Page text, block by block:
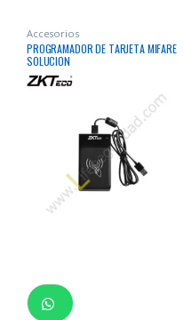
Accesorios
PROGRAMADOR DE TARJETA MIFARE
SOLUCION